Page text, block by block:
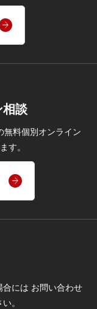
相談
無料個別オンライン
す。
合には お問い合わせ
。